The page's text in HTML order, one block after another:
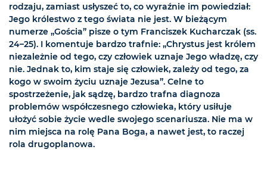
rodzaju, zamiast usłyszeć to, co wyraźnie im powiedział:
Jego królestwo z tego świata nie jest. W bieżącym
numerze „Gościa” pisze o tym Franciszek Kucharczak (ss.
24–25). I komentuje bardzo trafnie: „Chrystus jest królem
niezależnie od tego, czy człowiek uznaje Jego władzę, czy
nie. Jednak to, kim staje się człowiek, zależy od tego, za
kogo w swoim życiu uznaje Jezusa”. Celne to
spostrzeżenie, jak sądzę, bardzo trafna diagnoza
problemów współczesnego człowieka, który usiłuje
ułożyć sobie życie wedle swojego scenariusza. Nie ma w
nim miejsca na rolę Pana Boga, a nawet jest, to raczej
rola drugoplanowa.